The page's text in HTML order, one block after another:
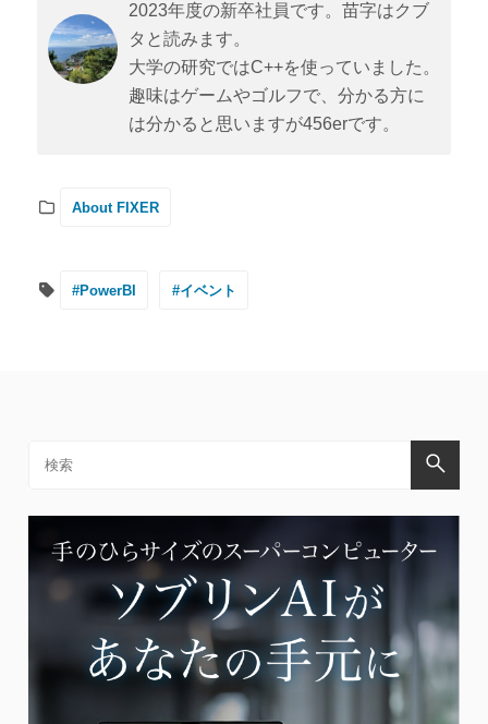
2023年度の新卒社員です。苗字はクブ
タと読みます。
大学の研究ではC++を使っていました。
趣味はゲームやゴルフで、分かる方に
は分かると思いますが456erです。
About FIXER
#PowerBI #イベント